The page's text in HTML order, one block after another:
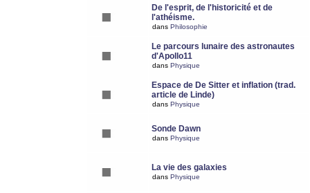
De l'esprit, de l'historicité et de
l'athéisme.
dans Philosophie
Le parcours lunaire des astronautes
d'Apollo11
dans Physique
Espace de De Sitter et inflation (trad.
article de Linde)
dans Physique
Sonde Dawn
dans Physique
La vie des galaxies
dans Physique